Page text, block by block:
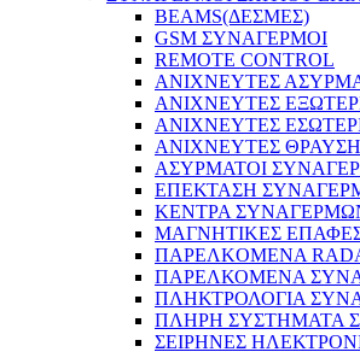
BEAMS(ΔΕΣΜΕΣ)
GSM ΣΥΝΑΓΕΡΜΟΙ
REMOTE CONTROL
ΑΝΙΧΝΕΥΤΕΣ
ΑΝΙΧΝΕΥΤΕΣ
ΑΝΙΧΝΕΥΤΕΣ
ΑΝΙΧΝΕΥΤΕΣ
ΑΣΥΡΜΑΤΟΙ
ΕΠΕΚΤΑΣΗ
ΚΕΝΤΡΑ
ΜΑΓΝΗΤΙΚΕΣ
ΠΑΡΕΛΚOΜΕΝΑ
ΠΑΡΕΛΚΟΜΕΝΑ
ΠΛΗΚΤΡΟΛΟΓΙΑ
ΠΛΗΡΗ ΣΥΣΤΗΜΑΤΑ
ΣΕΙΡΗΝΕΣ